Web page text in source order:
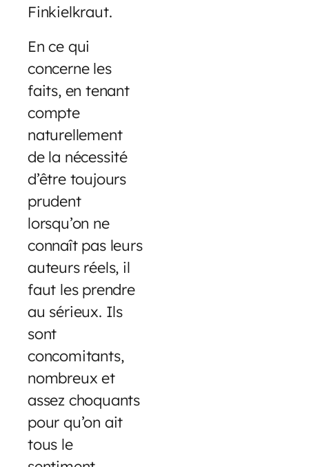
Finkielkraut.
En ce qui
concerne les
faits, en tenant
compte
naturellement
de la nécessité
d’être toujours
prudent
lorsqu’on ne
connaît pas leurs
auteurs réels, il
faut les prendre
au sérieux. Ils
sont
concomitants,
nombreux et
assez choquants
pour qu’on ait
tous le